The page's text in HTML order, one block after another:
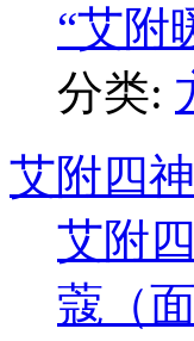
“艾附
分类:
艾附四
艾附
蔻（